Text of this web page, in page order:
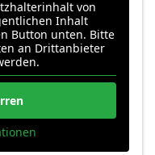
von
Inhalt
Button unten. Bitte
an Drittanbieter